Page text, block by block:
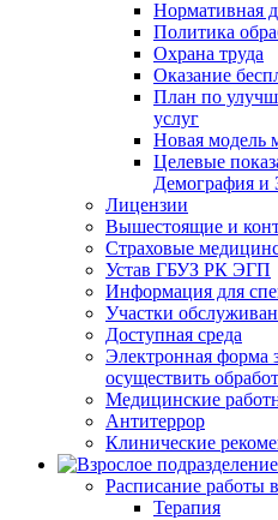
Нормативная
Политика
Охрана труда
Оказание
План по
услуг
Новая модель
Целевые
Демография и
Лицензии
Вышестоящие и
Страховые
Устав ГБУЗ РК ЭГП
Информация для
Участки
Доступная среда
Электронная форма
осуществить
Медицинские
Антитеррор
Клинические
Расписание работы
Терапия